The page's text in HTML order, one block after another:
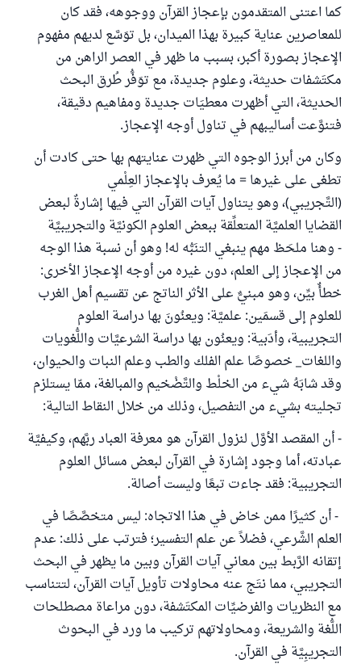
كما اعتنى المتقدمون بإعجاز القرآن ووجوهه، فقد كان
للمعاصرين عناية كبيرة بهذا الميدان، بل توَسَّع لديهم مفهوم
الإعجاز بصورة أكبر، بسبب ما ظهر في العصر الراهن من
مكتَشفات حديثة، وعلوم جديدة، مع توَفُّر طُرق البحث
الحديثة، التي أظهرت معطيَات جديدة ومفاهيم دقيقة،
فتنوَّعت أساليبهم في تناول أوجه الإعجاز.
وكان من أبرز الوجوه التي ظهرت عنايتهم بها حتى كادت أن
تطغى على غيرها = ما يُعرف بالإعجاز العِلْمي
(التَّجريبي)، وهو يتناول آيات القرآن التي فيها إشارةٌ لبعض
القضايا العلميَّة المتعلِّقة ببعض العلوم الكونيَّة والتجريبيَّة
- وهنا ملحَظ مهم ينبغي التنَبُّه له! وهو أن نسبة هذا الوجه
من الإعجاز إلى العلم، دون غيره من أوجه الإعجاز الأخرى:
خطأٌ بيِّن، وهو مبنيٌّ على الأثر الناتج عن تقسيم أهل الغرب
للعلوم إلى قسمَين: علميَّة: ويعنُونَ بها دراسة العلوم
التجريبية، وأدَبية: ويعنُون بها دراسة الشرعيَّات واللُّغويات
واللغات_ خصوصًا علم الفلك والطب وعلم النبات والحيوان،
وقد شابَهُ شيء من الخلْط والتَّضْخيم والمبالغة، ممّا يستلزم
تجليته بشيء من التفصيل، وذلك من خلال النقاط التالية:
- أن المقصد الأوَّل لنزول القرآن هو معرفة العباد ربَّهم، وكيفيَّة
عبادته، أما وجود إشارة في القرآن لبعض مسائل العلوم
التجريبية: فقد جاءت تبعًا وليست أصالة.
- أن كثيرًا ممن خاض في هذا الاتجاه: ليس متخصَّصًا في
العلم الشَّرعي، فضلاً عن علم التفسير؛ فترتب على ذلك: عدم
إتقانه الرَّبط بين معاني آيات القرآن وبين ما يظهر في البحث
التجريبي، مما نتَج عنه محاولات تأويل آيات القرآن، لتتناسب
مع النظريات والفرضيِّات المكتَشفة، دون مراعاة مصطلحات
اللُّغة والشريعة، ومحاولاتهم تركيب ما ورد في البحوث
التجريبِيَّة في القرآن.